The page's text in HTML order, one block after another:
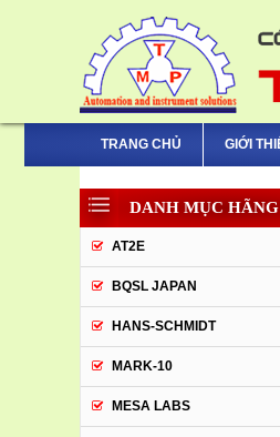
TRANG CHỦ GIỚI
DANH MỤC
AT2E
BQSL JAPAN
HANS-SCHMIDT
MARK-10
MESA LABS